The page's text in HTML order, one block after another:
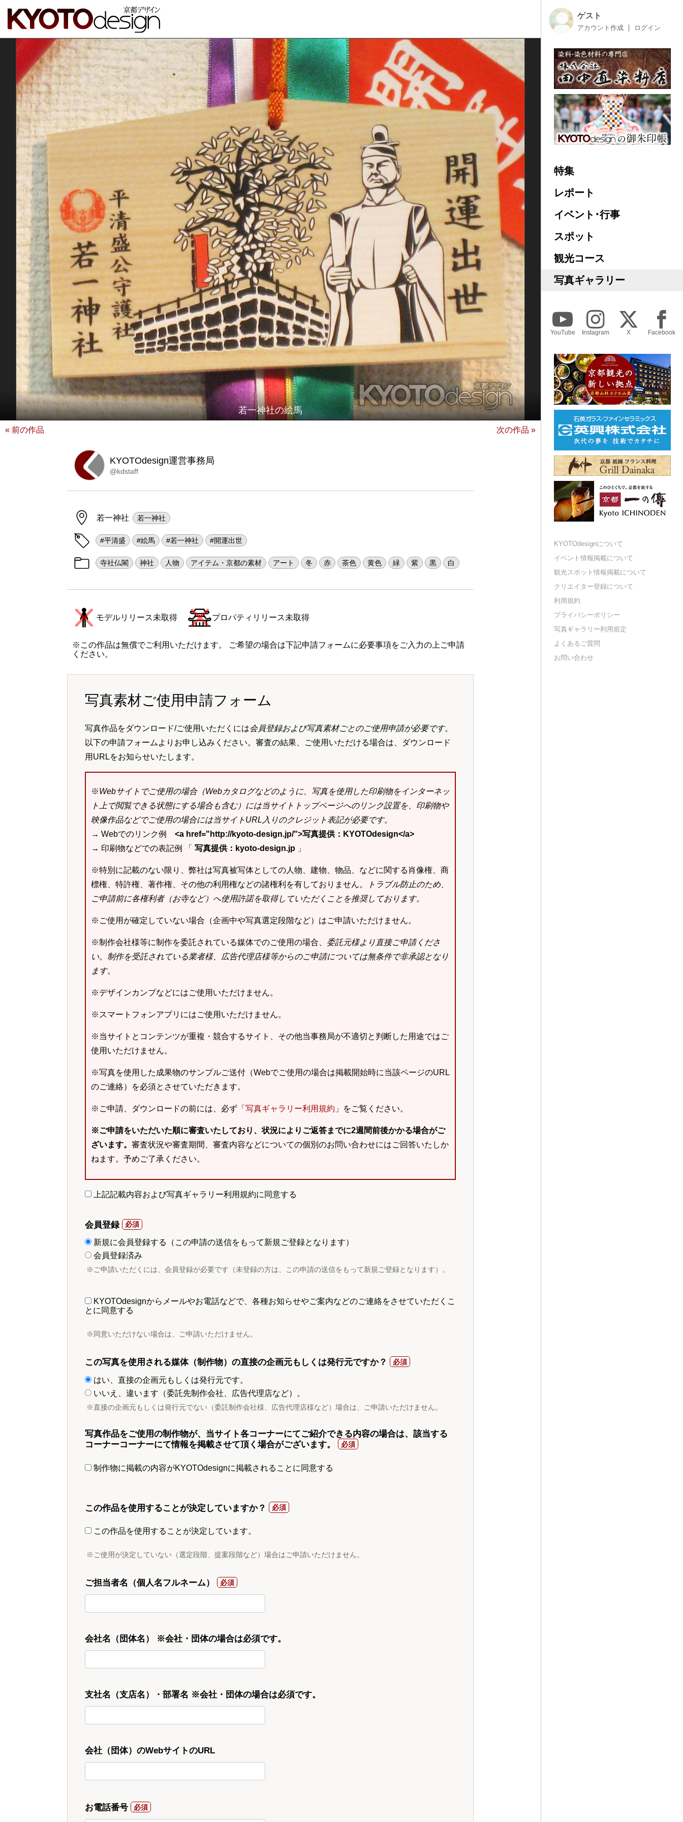
若一神社の絵馬
« 前の作品 次の作品 »
KYOTOdesign運営事務局
@kdstaff
若一神社 若一神社
#平清盛 #絵馬 #若一神社 #開運出世
寺社仏閣 神社 人物 アイテム・京都の素材 アート 冬 赤 茶色 黄色 緑 紫 黒 白
モデルリリース未取得 プロパティリリース未取得
※この作品は無償でご利用いただけます。 ご希望の場合は下記申請フォームに必要事項をご入力の上ご申請
ください。
写真素材ご使用申請フォーム
写真作品をダウンロード/ご使用いただくには会員登録および写真素材ごとのご使用申請が必要です。
以下の申請フォームよりお申し込みください。審査の結果、ご使用いただける場合は、ダウンロード
用URLをお知らせいたします。
※Webサイトでご使用の場合（Webカタログなどのように、写真を使用した印刷物をインターネッ
ト上で閲覧できる状態にする場合も含む）には当サイトトップページへのリンク設置を、印刷物や
映像作品などでご使用の場合には当サイトURL入りのクレジット表記が必要です。
→ Webでのリンク例 <a href="http://kyoto-design.jp/">写真提供：KYOTOdesign</a>
→ 印刷物などでの表記例 「 写真提供：kyoto-design.jp 」
※特別に記載のない限り、弊社は写真被写体としての人物、建物、物品、などに関する肖像権、商
標権、特許権、著作権、その他の利用権などの諸権利を有しておりません。
トラブル防止のため、
ご申請前に各権利者（お寺など）へ使用許諾を取得していただくことを推奨しております。
※ご使用が確定していない場合（企画中や写真選定段階など）はご申請いただけません。
※制作会社様等に制作を委託されている媒体でのご使用の場合、 委託元様より直接ご申請くださ
い。 制作を受託されている業者様、広告代理店様等からのご申請については無条件で非承認となり
ます。
※デザインカンプなどにはご使用いただけません。
※スマートフォンアプリにはご使用いただけません。
※当サイトとコンテンツが重複・競合するサイト、その他当事務局が不適切と判断した用途ではご
使用いただけません。
※写真を使用した成果物のサンプルご送付（Webでご使用の場合は掲載開始時に当該ページのURL
のご連絡）を必須とさせていただきます。
※ご申請、ダウンロードの前には、必ず「 写真ギャラリー利用規約 」をご覧ください。
※ご申請をいただいた順に審査いたしており、状況によりご返答までに2週間前後かかる場合がご
ざいます。 審査状況や審査期間、審査内容などについての個別のお問い合わせにはご回答いたしか
ねます。予めご了承ください。
上記記載内容および写真ギャラリー利用規約に同意する
会員登録
新規に会員登録する（この申請の送信をもって新規ご登録となります）
会員登録済み
※ご申請いただくには、会員登録が必要です（未登録の方は、この申請の送信をもって新規ご登録となります）。
KYOTOdesignからメールやお電話などで、各種お知らせやご案内などのご連絡をさせていただくこ
とに同意する
※同意いただけない場合は、ご申請いただけません。
この写真を使用される媒体（制作物）の直接の企画元もしくは発行元ですか？
はい、直接の企画元もしくは発行元です。
いいえ、違います（委託先制作会社、広告代理店など）。
※直接の企画元もしくは発行元でない（委託制作会社様、広告代理店様など）場合は、ご申請いただけません。
写真作品をご使用の制作物が、当サイト各コーナーにてご紹介できる内容の場合は、該当する
コーナーコーナーにて情報を掲載させて頂く場合がございます。
制作物に掲載の内容がKYOTOdesignに掲載されることに同意する
この作品を使用することが決定していますか？
この作品を使用することが決定しています。
※ご使用が決定していない（選定段階、提案段階など）場合はご申請いただけません。
ご担当者名（個人名フルネーム）
会社名（団体名） ※会社・団体の場合は必須です。
支社名（支店名）・部署名 ※会社・団体の場合は必須です。
会社（団体）のWebサイトのURL
お電話番号
ゲスト
アカウント作成 ログイン
特集
レポート
イベント･行事
スポット
観光コース
写真ギャラリー
YouTube Instagram X Facebook
KYOTOdesignについて
イベント情報掲載について
観光スポット情報掲載について
クリエイター登録について
利用規約
プライバシーポリシー
写真ギャラリー利用規定
よくあるご質問
お問い合わせ